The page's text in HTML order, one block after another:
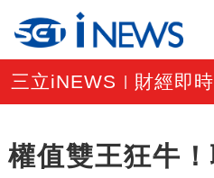
三立iNEWS 財經即
權值雙王狂牛